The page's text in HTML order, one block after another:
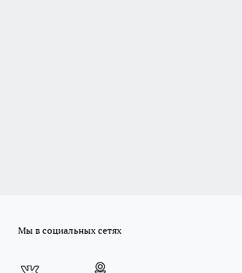
Мы в социальных сетях